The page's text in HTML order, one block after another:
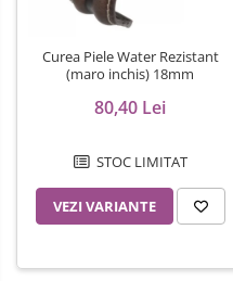
Curea Piele Water Rezistant
(maro inchis) 18mm
80,40 Lei
STOC LIMITAT
VEZI VARIANTE